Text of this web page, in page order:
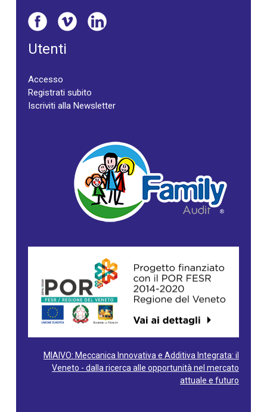
Utenti
Accesso
Registrati subito
Iscriviti alla Newsletter
MIAIVO: Meccanica Innovativa e Additiva Integrata: il
Veneto - dalla ricerca alle opportunità nel mercato
attuale e futuro